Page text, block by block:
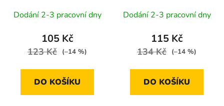
Dodání 2-3 pracovní dny
105 Kč
123 Kč (–14 %)
DO KOŠÍKU
Dodání 2-3 pracovní dny
115 Kč
134 Kč (–14 %)
DO KOŠÍKU